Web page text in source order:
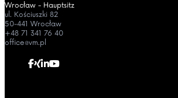
Wrocław - Hauptsitz
ul. Kościuszki 82
50-441 Wrocław
+48 71 341 76 40
office@vm.pl